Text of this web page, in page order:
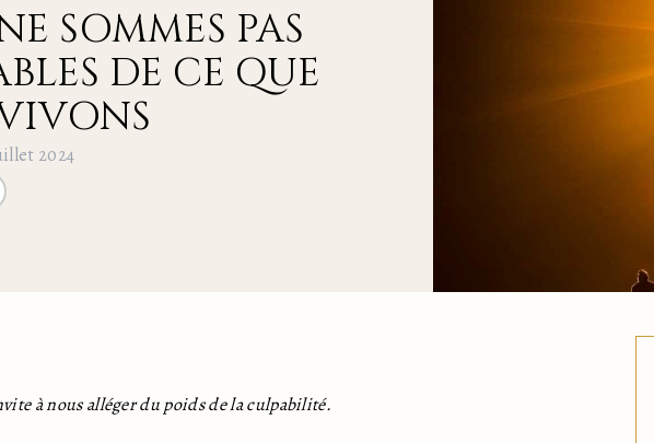
SOMMES PAS
DE CE QUE
2024
à nous alléger du poids de la culpabilité.